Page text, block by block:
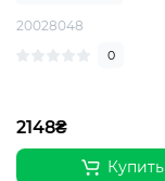
20028048
0
2148₴
Купить